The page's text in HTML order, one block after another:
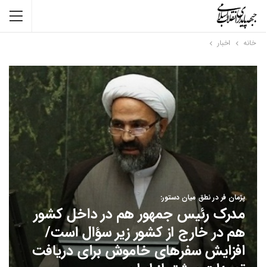
خانه اخبار
پژمان فر در نطق میان دستور:
مدرک رئیس جمهور هم در داخل کشور
هم در خارج از کشور زیر سؤال است/
افزایش سفرهای خاموش برای دریافت